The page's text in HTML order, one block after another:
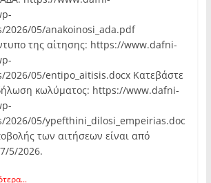
05/anakoinosi_ada.pdf
της αίτησης: https://www.dafni-
05/entipo_aitisis.docx Κατεβάστε
κωλύματος: https://www.dafni-
05/ypefthini_dilosi_empeirias.doc
των αιτήσεων είναι από
5/2026.